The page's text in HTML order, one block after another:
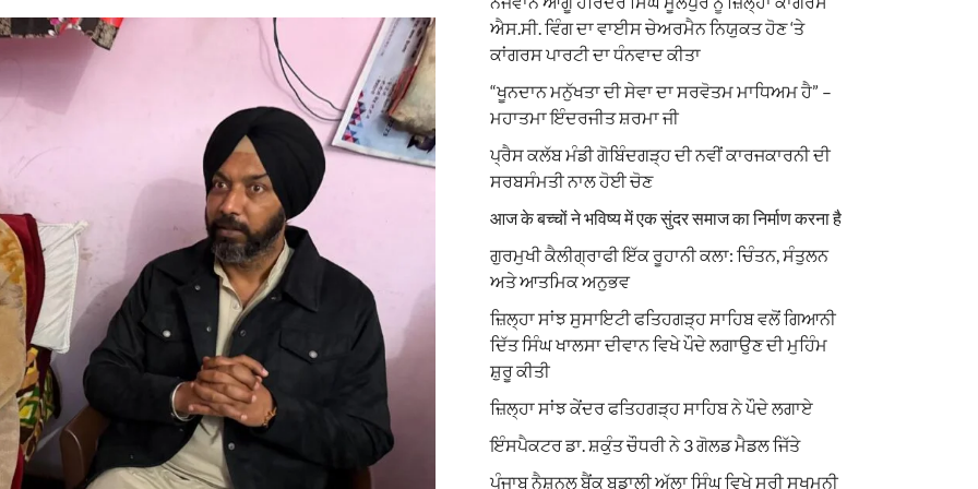
ਐਸ.ਸੀ. ਵਿੰਗ ਦਾ ਵਾਈਸ ਚੇਅਰਮੈਨ ਨਿਯੁਕਤ ਹੋਣ ‘ਤੇ
ਕਾਂਗਰਸ ਪਾਰਟੀ ਦਾ ਧੰਨਵਾਦ ਕੀਤਾ
“ਖੂਨਦਾਨ ਮਨੁੱਖਤਾ ਦੀ ਸੇਵਾ ਦਾ ਸਰਵੋਤਮ ਮਾਧਿਅਮ ਹੈ” –
ਮਹਾਤਮਾ ਇੰਦਰਜੀਤ ਸ਼ਰਮਾ ਜੀ
ਪ੍ਰੈਸ ਕਲੱਬ ਮੰਡੀ ਗੋਬਿੰਦਗੜ੍ਹ ਦੀ ਨਵੀਂ ਕਾਰਜਕਾਰਨੀ ਦੀ
ਸਰਬਸੰਮਤੀ ਨਾਲ ਹੋਈ ਚੋਣ
आज के बच्चों ने भविष्य में एक सुंदर समाज का निर्माण करना है
ਗੁਰਮੁਖੀ ਕੈਲੀਗ੍ਰਾਫੀ ਇੱਕ ਰੂਹਾਨੀ ਕਲਾ: ਚਿੰਤਨ, ਸੰਤੁਲਨ
ਅਤੇ ਆਤਮਿਕ ਅਨੁਭਵ
ਜ਼ਿਲ੍ਹਾ ਸਾਂਝ ਸੁਸਾਇਟੀ ਫਤਿਹਗੜ੍ਹ ਸਾਹਿਬ ਵਲੋਂ ਗਿਆਨੀ
ਦਿੱਤ ਸਿੰਘ ਖਾਲਸਾ ਦੀਵਾਨ ਵਿਖੇ ਪੌਦੇ ਲਗਾਉਣ ਦੀ ਮੁਹਿੰਮ
ਸ਼ੁਰੂ ਕੀਤੀ
ਜ਼ਿਲ੍ਹਾ ਸਾਂਝ ਕੇਂਦਰ ਫਤਿਹਗੜ੍ਹ ਸਾਹਿਬ ਨੇ ਪੌਦੇ ਲਗਾਏ
ਇੰਸਪੈਕਟਰ ਡਾ. ਸ਼ਕੁੰਤ ਚੌਧਰੀ ਨੇ 3 ਗੋਲਡ ਮੈਡਲ ਜਿੱਤੇ
ਪੰਜਾਬ ਨੈਸ਼ਨਲ ਬੈਂਕ ਬਡਾਲੀ ਅੱਲਾ ਸਿੰਘ ਵਿਖੇ ਸ੍ਰੀ ਸੁਖਮਨੀ